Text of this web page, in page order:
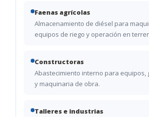
Faenas agrícolas
Almacenamiento de diésel para
equipos de riego y operación en
Constructoras
Abastecimiento interno para equipos,
y maquinaria de obra.
Talleres e industrias